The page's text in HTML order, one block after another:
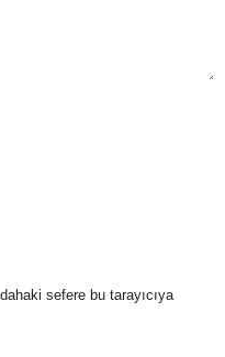
sefere bu tarayıcıya